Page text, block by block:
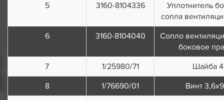
5
3160-8104336
Уплотнитель
сопла
6
3160-8104040
Сопло
боковое
7
1/25980/71
Шайба 4
8
1/76690/01
Винт